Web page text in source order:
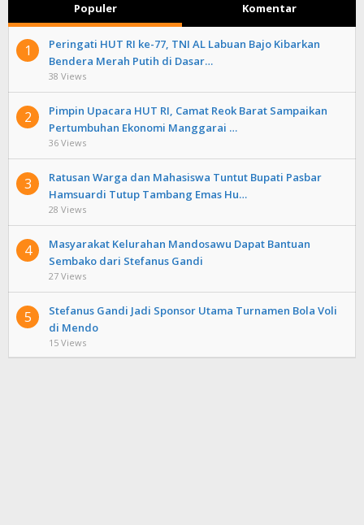
Populer Komentar
1
Peringati HUT RI ke-77, TNI AL Labuan Bajo Kibarkan
Bendera Merah Putih di Dasar…
38 Views
2
Pimpin Upacara HUT RI, Camat Reok Barat Sampaikan
Pertumbuhan Ekonomi Manggarai …
36 Views
3
Ratusan Warga dan Mahasiswa Tuntut Bupati Pasbar
Hamsuardi Tutup Tambang Emas Hu…
28 Views
4
Masyarakat Kelurahan Mandosawu Dapat Bantuan
Sembako dari Stefanus Gandi
27 Views
5
Stefanus Gandi Jadi Sponsor Utama Turnamen Bola Voli
di Mendo
15 Views